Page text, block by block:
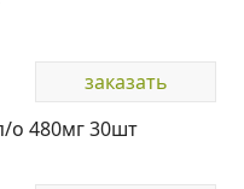
заказать
о 480мг 30шт